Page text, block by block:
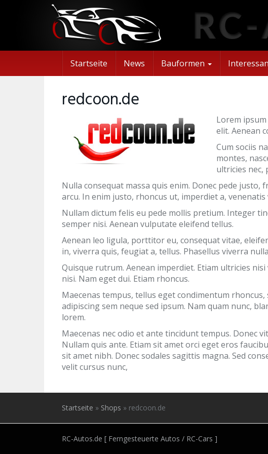
Startseite News Bauformen
redcoon.de
Lorem
elit. Aenean
Cum sociis
montes,
ultricies nec,
Nulla consequat massa quis enim. Donec pede justo,
arcu. In enim justo, rhoncus ut, imperdiet a, venenatis
Nullam dictum felis eu pede mollis pretium. Integer
semper nisi. Aenean vulputate eleifend tellus.
Aenean leo ligula, porttitor eu, consequat vitae,
in, viverra quis, feugiat a, tellus. Phasellus viverra
Quisque rutrum. Aenean imperdiet. Etiam ultricies
nisi. Nam eget dui. Etiam rhoncus.
Maecenas tempus, tellus eget condimentum
adipiscing sem neque sed ipsum. Nam quam nunc,
lorem.
Maecenas nec odio et ante tincidunt tempus. Donec
Nullam quis ante. Etiam sit amet orci eget eros
sit amet nibh. Donec sodales sagittis magna. Sed
velit cursus nunc,
Startseite » Shops » redcoon.de
RC-Autos.de [ Ferngesteuerte Autos / RC-Cars ]